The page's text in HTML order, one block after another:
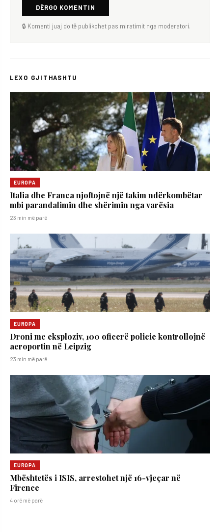
DËRGO KOMENTIN
🔒 Komenti juaj do të publikohet pas miratimit nga moderatori.
LEXO GJITHASHTU
EUROPA
Italia dhe Franca njoftojnë një takim ndërkombëtar
mbi parandalimin dhe shërimin nga varësia
23 min më parë
EUROPA
Droni me eksploziv, 100 oficerë policie kontrollojnë
aeroportin në Leipzig
23 min më parë
EUROPA
Mbështetës i ISIS, arrestohet një 16-vjeçar në
Firence
4 orë më parë